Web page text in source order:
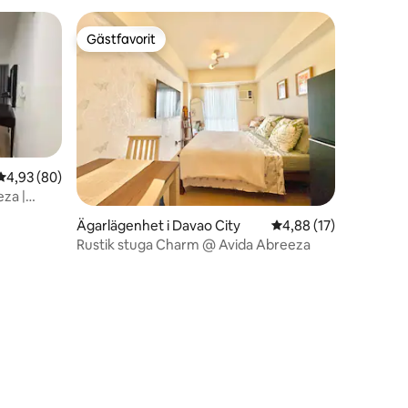
av 5 i genomsnittligt betyg, 80 omdömen
4,93 (80)
|
Gästfavorit
Gästfavorit
Ägarlägenhet i Davao City 4,88 av 5 i
4,88 (17)
Rustik stuga Charm @ Avida Abreeza